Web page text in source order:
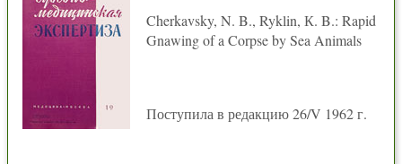
Cherkavsky, N. B., Ryklin, К. B.: Rapid
Gnawing of a Corpse by Sea Animals
Поступила в редакцию 26/V 1962 г.